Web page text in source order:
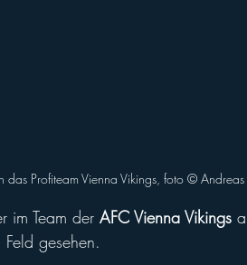
das Profiteam Vienna Vikings, foto ©️ Andreas
im Team der AFC Vienna Vikings
gesehen.